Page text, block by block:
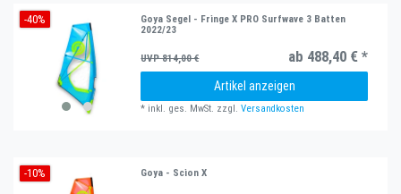
-40%
Goya Segel - Fringe X PRO Surfwave 3 Batten
2022/23
UVP 814,00 € ab 488,40 € *
Artikel anzeigen
* inkl. ges. MwSt. zzgl.Versandkosten
-10% Goya - Scion X